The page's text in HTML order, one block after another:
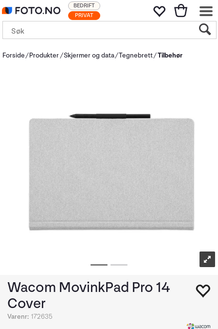
PRIVAT
BEDRIFT
Forside Produkter Skjermer og data Tegnebrett Tilbehør
Wacom MovinkPad Pro 14
Cover
Varenr: 172635